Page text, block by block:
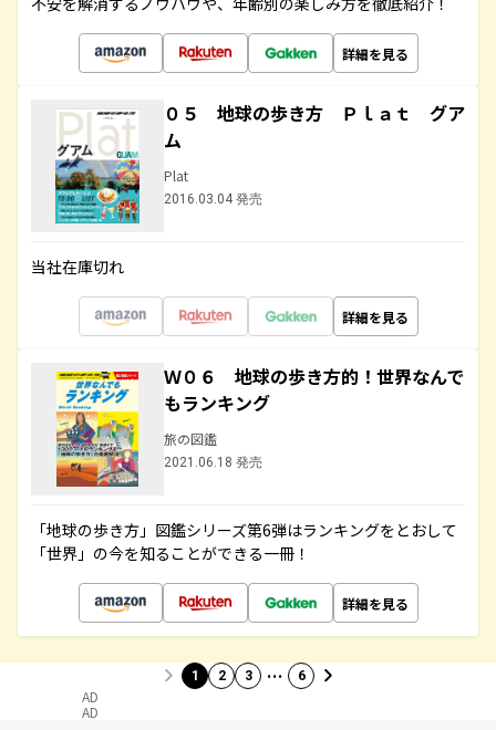
詳細を見る
０５ 地球の歩き方 Ｐｌａｔ グア
ム
Plat
2016.03.04 発売
当社在庫切れ
詳細を見る
Ｗ０６ 地球の歩き方的！世界なんで
もランキング
旅の図鑑
2021.06.18 発売
「地球の歩き方」図鑑シリーズ第6弾はランキングをとおして
「世界」の今を知ることができる一冊！
詳細を見る
1 2 3 … 6
AD
AD